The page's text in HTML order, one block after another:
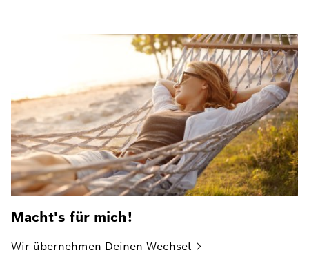
Macht's für mich!
Wir übernehmen Deinen Wechsel